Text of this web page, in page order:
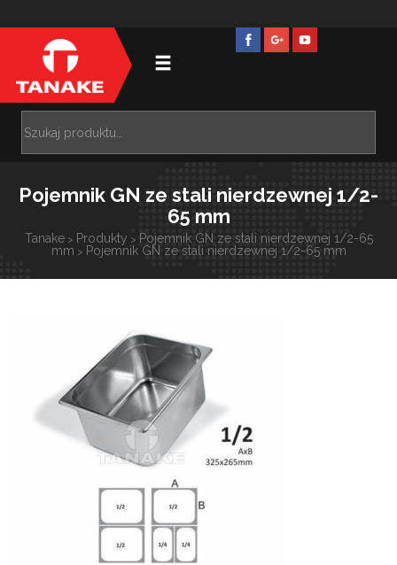
Pojemnik GN ze stali nierdzewnej 1/2-
65 mm
Tanake> Produkty > Pojemnik GN ze stali nierdzewnej 1/2-65
mm > Pojemnik GN ze stali nierdzewnej 1/2-65 mm